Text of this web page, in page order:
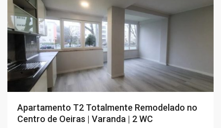
Apartamento T2 Totalmente Remodelado no
Centro de Oeiras | Varanda | 2 WC